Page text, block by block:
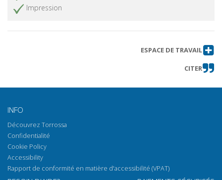
Impression
ESPACE DE TRAVAIL
CITER
INFO
Découvrez Torrossa
Confidentialité
Cookie Policy
Accessibility
Rapport de conformité en matière d'accessibilité (VPAT)